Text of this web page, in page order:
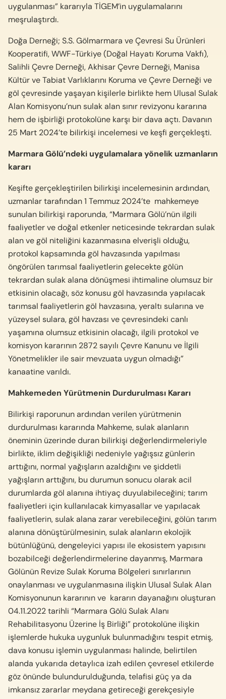
uygulanması” kararıyla TİGEM’in uygulamalarını
meşrulaştırdı.
Doğa Derneği; S.S. Gölmarmara ve Çevresi Su Ürünleri
Kooperatifi, WWF-Türkiye (Doğal Hayatı Koruma Vakfı),
Salihli Çevre Derneği, Akhisar Çevre Derneği, Manisa
Kültür ve Tabiat Varlıklarını Koruma ve Çevre Derneği ve
göl çevresinde yaşayan kişilerle birlikte hem Ulusal Sulak
Alan Komisyonu’nun sulak alan sınır revizyonu kararına
hem de işbirliği protokolüne karşı bir dava açtı. Davanın
25 Mart 2024’te bilirkişi incelemesi ve keşfi gerçekleşti.
Marmara Gölü’ndeki uygulamalara yönelik uzmanların
kararı
Keşifte gerçekleştirilen bilirkişi incelemesinin ardından,
uzmanlar tarafından 1 Temmuz 2024’te mahkemeye
sunulan bilirkişi raporunda, “Marmara Gölü’nün ilgili
faaliyetler ve doğal etkenler neticesinde tekrardan sulak
alan ve göl niteliğini kazanmasına elverişli olduğu,
protokol kapsamında göl havzasında yapılması
öngörülen tarımsal faaliyetlerin gelecekte gölün
tekrardan sulak alana dönüşmesi ihtimaline olumsuz bir
etkisinin olacağı, söz konusu göl havzasında yapılacak
tarımsal faaliyetlerin göl havzasına, yeraltı sularına ve
yüzeysel sulara, göl havzası ve çevresindeki canlı
yaşamına olumsuz etkisinin olacağı, ilgili protokol ve
komisyon kararının 2872 sayılı Çevre Kanunu ve İlgili
Yönetmelikler ile sair mevzuata uygun olmadığı”
kanaatine varıldı.
Mahkemeden Yürütmenin Durdurulması Kararı
Bilirkişi raporunun ardındanverilen yürütmenin
durdurulması kararında Mahkeme, sulak alanların
öneminin üzerinde duran bilirkişi değerlendirmeleriyle
birlikte, iklim değişikliği nedeniyle yağışsız günlerin
arttığını, normal yağışların azaldığını ve şiddetli
yağışların arttığını, bu durumun sonucu olarak acil
durumlarda göl alanına ihtiyaç duyulabileceğini; tarım
faaliyetleri için kullanılacak kimyasallar ve yapılacak
faaliyetlerin, sulak alana zarar verebileceğini, gölün tarım
alanına dönüştürülmesinin, sulak alanların ekolojik
bütünlüğünü, dengeleyici yapısı ile ekosistem yapısını
bozabilceği değerlendirmelerine dayanmış, Marmara
Gölünün Revize Sulak Koruma Bölgeleri sınırlarının
onaylanması ve uygulanmasına ilişkin Ulusal Sulak Alan
Komisyonunun kararının ve kararın dayanağını oluşturan
04.11.2022 tarihli “Marmara Gölü Sulak Alanı
Rehabilitasyonu Üzerine İş Birliği” protokolüne ilişkin
işlemlerde hukuka uygunluk bulunmadığını tespit etmiş,
dava konusu işlemin uygulanması halinde, belirtilen
alanda yukarıda detaylıca izah edilen çevresel etkilerde
göz önünde bulundurulduğunda, telafisi güç ya da
imkansız zararlar meydana getireceği gerekçesiyle